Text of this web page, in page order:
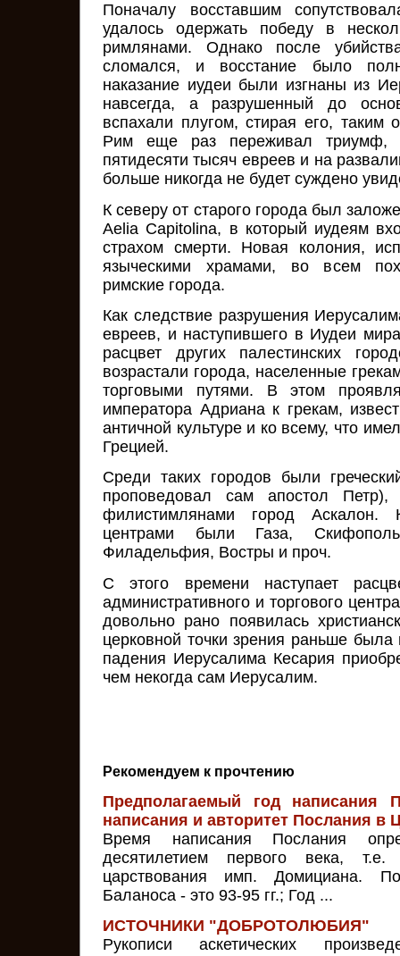
Поначалу восставшим
удалось одержать победу в
римлянами. Однако после
сломался, и восстание было
наказание иудеи были изгнаны из
навсегда, а разрушенный до
вспахали плугом, стирая его, таким
Рим еще раз переживал триумф,
пятидесяти тысяч евреев и на
больше никогда не будет суждено
К северу от старого города был
Aelia Capitolina, в который иудеям
страхом смерти. Новая колония,
языческими храмами, во всем
римские города.
Как следствие разрушения
евреев, и наступившего в Иудеи
расцвет других палестинских
возрастали города, населенные
торговыми путями. В этом
императора Адриана к грекам,
античной культуре и ко всему, что
Грецией.
Среди таких городов были
проповедовал сам апостол Петр),
филистимлянами город Аскалон.
центрами были Газа,
Филадельфия, Востры и проч.
С этого времени наступает
административного и торгового
довольно рано появилась
церковной точки зрения раньше была
падения Иерусалима Кесария
чем некогда сам Иерусалим.
Рекомендуем к прочтению
Предполагаемый год написания
написания и авторитет Послания в
Время написания Послания
десятилетием первого века, т.е.
царствования имп. Домициана.
Баланоса - это 93-95 гг.; Год ...
ИСТОЧНИКИ "ДОБРОТОЛЮБИЯ"
Рукописи аскетических